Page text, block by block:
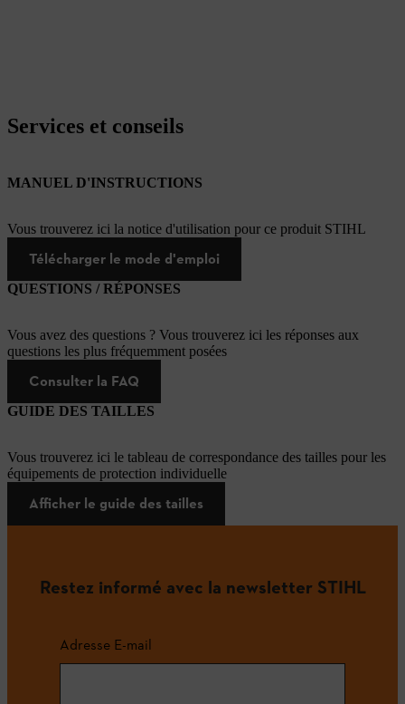
Services et conseils
MANUEL D'INSTRUCTIONS
Vous trouverez ici la notice d'utilisation pour ce produit STIHL
Télécharger le mode d'emploi
QUESTIONS / RÉPONSES
Vous avez des questions ? Vous trouverez ici les réponses aux
questions les plus fréquemment posées
Consulter la FAQ
GUIDE DES TAILLES
Vous trouverez ici le tableau de correspondance des tailles pour les
équipements de protection individuelle
Afficher le guide des tailles
Restez informé avec la newsletter STIHL
Adresse E-mail